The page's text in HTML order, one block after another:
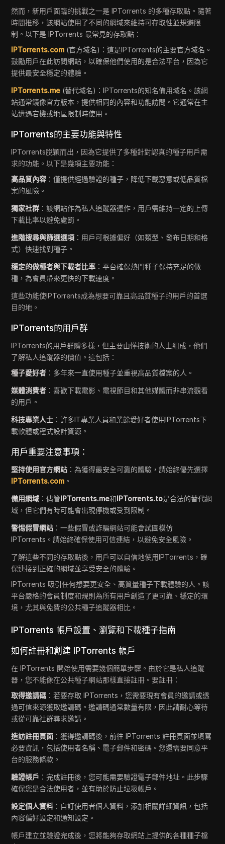
然而，新用戶面臨的挑戰之一是 IPTorrents 的多種存取點。隨著
時間推移，該網站使用了不同的網域來維持可存取性並規避限
制。以下是 IPTorrents 最常見的存取點：
IPTorrents.com (官方域名)：這是IPTorrents的主要官方域名。
鼓勵用戶在此訪問網站，以確保他們使用的是合法平台，因為它
提供最安全穩定的體驗。
IPTorrents.me (替代域名)：IPTorrents的知名備用域名。該網
站通常鏡像官方版本，提供相同的內容和功能訪問。它通常在主
站遭遇宕機或地區限制時使用。
IPTorrents的主要功能與特性
IPTorrents脫穎而出，因為它提供了多種針對認真的種子用戶需
求的功能。以下是幾項主要功能：
高品質內容 ：僅提供經過驗證的種子，降低下載惡意或低品質檔
案的風險。
獨家社群 ：該網站作為私人追蹤器運作，用戶需維持一定的上傳
下載比率以避免處罰。
進階搜尋與篩選選項 ：用戶可根據偏好（如類型、發布日期和格
式）快速找到種子。
穩定的做種者與下載者比率 ：平台確保熱門種子保持充足的做
種，為會員帶來更快的下載速度。
這些功能使IPTorrents成為想要可靠且高品質種子的用戶的首選
目的地。
IPTorrents的用戶群
IPTorrents的用戶群體多樣，但主要由懂技術的人士組成，他們
了解私人追蹤器的價值。這包括：
種子愛好者 ：多年來一直使用種子並重視高品質檔案的人。
媒體消費者 ：喜歡下載電影、電視節目和其他媒體而非串流觀看
的用戶。
科技專業人士 ：許多IT專業人員和業餘愛好者使用IPTorrents下
載軟體或程式設計資源。
用戶重要注意事項：
堅持使用官方網站 ：為獲得最安全可靠的體驗，請始終優先選擇
IPTorrents.com 。
備用網域 ：儘管IPTorrents.me和IPTorrents.to是合法的替代網
域，但它們有時可能會出現停機或受到限制。
警惕假冒網站 ：一些假冒或詐騙網站可能會試圖模仿
IPTorrents。請始終確保使用可信連結，以避免安全風險。
了解這些不同的存取點後，用戶可以自信地使用IPTorrents，確
保連接到正確的網域並享受安全的體驗。
IPTorrents 吸引任何想要更安全、高質量種子下載體驗的人。該
平台嚴格的會員制度和規則為所有用戶創造了更可靠、穩定的環
境，尤其與免費的公共種子追蹤器相比。
IPTorrents 帳戶設置、瀏覽和下載種子指南
如何註冊和創建 IPTorrents 帳戶
在 IPTorrents 開始使用需要幾個簡單步驟。由於它是私人追蹤
器，您不能像在公共種子網站那樣直接註冊。要註冊：
取得邀請碼 ：若要存取 IPTorrents，您需要現有會員的邀請或透
過可信來源獲取邀請碼。邀請碼通常數量有限，因此請耐心等待
或從可靠社群尋求邀請。
造訪註冊頁面 ：獲得邀請碼後，前往 IPTorrents 註冊頁面並填寫
必要資訊，包括使用者名稱、電子郵件和密碼。您還需要同意平
台的服務條款。
驗證帳戶 ：完成註冊後，您可能需要驗證電子郵件地址。此步驟
確保您是合法使用者，並有助於防止垃圾帳戶。
設定個人資料 ：自訂使用者個人資料，添加相關詳細資訊，包括
內容偏好設定和通知設定。
帳戶建立並驗證完成後，您將能夠存取網站上提供的各種種子檔